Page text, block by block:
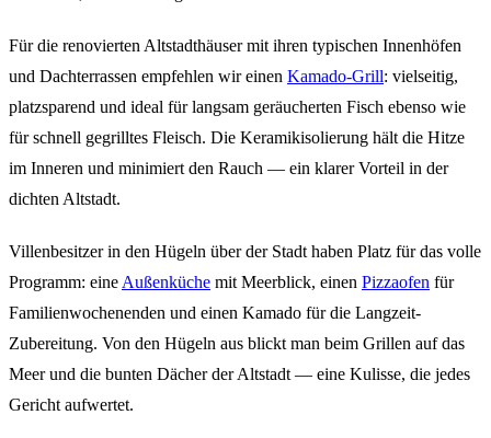
Für die renovierten Altstadthäuser mit ihren typischen Innenhöfen
und Dachterrassen empfehlen wir einen Kamado-Grill: vielseitig,
platzsparend und ideal für langsam geräucherten Fisch ebenso wie
für schnell gegrilltes Fleisch. Die Keramikisolierung hält die Hitze
im Inneren und minimiert den Rauch — ein klarer Vorteil in der
dichten Altstadt.
Villenbesitzer in den Hügeln über der Stadt haben Platz für das volle
Programm: eine Außenküche mit Meerblick, einen Pizzaofen für
Familienwochenenden und einen Kamado für die Langzeit-
Zubereitung. Von den Hügeln aus blickt man beim Grillen auf das
Meer und die bunten Dächer der Altstadt — eine Kulisse, die jedes
Gericht aufwertet.